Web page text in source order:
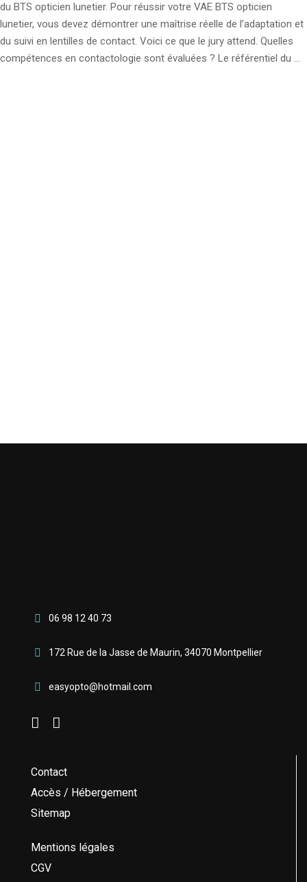
du BTS opticien lunetier. Pour réussir votre VAE BTS opticien
lunetier, vous devez démontrer une maîtrise réelle de l’adaptation et
du suivi en lentilles de contact. Voici ce que le jury attend. Quelles
compétences en contactologie sont évaluées ? Le référentiel du …
06 98 12 40 73
172 Rue de la Jasse de Maurin, 34070 Montpellier
easyopto@hotmail.com
Contact
Accès / Hébergement
Sitemap
Mentions légales
CGV